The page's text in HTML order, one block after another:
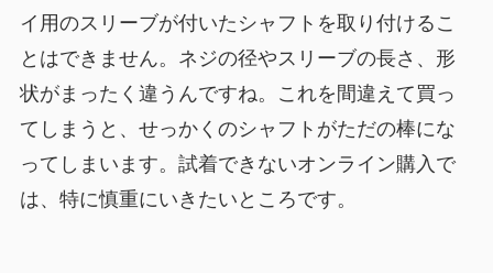
イ用のスリーブが付いたシャフトを取り付けるこ
とはできません。ネジの径やスリーブの長さ、形
状がまったく違うんですね。これを間違えて買っ
てしまうと、せっかくのシャフトがただの棒にな
ってしまいます。試着できないオンライン購入で
は、特に慎重にいきたいところです。